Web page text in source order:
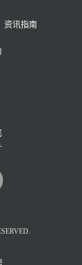
资讯指南